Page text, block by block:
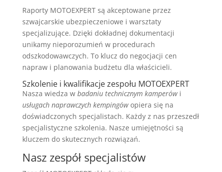
Raporty MOTOEXPERT są akceptowane przez
szwajcarskie ubezpieczeniowe i warsztaty
specjalizujące. Dzięki dokładnej dokumentacji
unikamy nieporozumień w procedurach
odszkodowawczych. To klucz do negocjacji cen
napraw i planowania budżetu dla właścicieli.
Szkolenie i kwalifikacje zespołu MOTOEXPERT
Nasza wiedza w badaniu technicznym kamperówi
usługach naprawczych kempingówopiera się na
doświadczonych specjalistach. Każdy z nas przeszedł
specjalistyczne szkolenia. Nasze umiejętności są
kluczem do skutecznych rozwiązań.
Nasz zespół specjalistów